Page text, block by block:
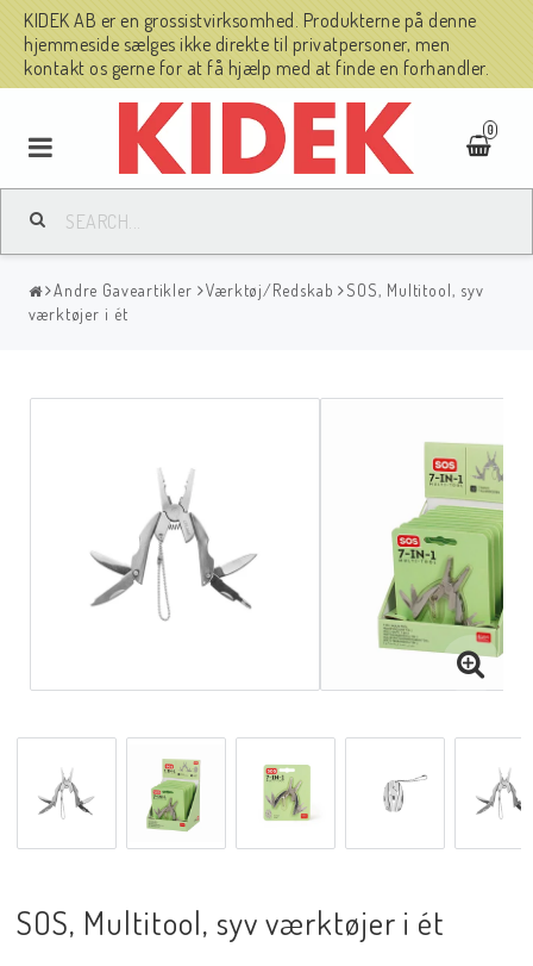
KIDEK AB er en grossistvirksomhed. Produkterne på denne
hjemmeside sælges ikke direkte til privatpersoner, men
kontakt os gerne for at få hjælp med at finde en forhandler.
0
Andre Gaveartikler Værktøj/Redskab
SOS, Multitool, syv
værktøjer i ét
SOS, Multitool, syv værktøjer i ét